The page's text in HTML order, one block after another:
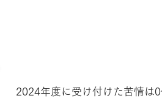
2024年度に受け付けた苦情は0